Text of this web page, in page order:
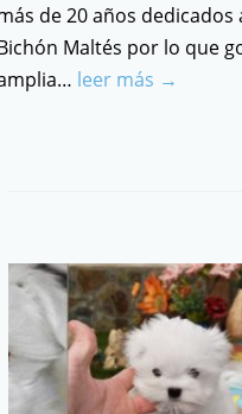
de 20 años dedicados
Maltés por lo que
leer más →